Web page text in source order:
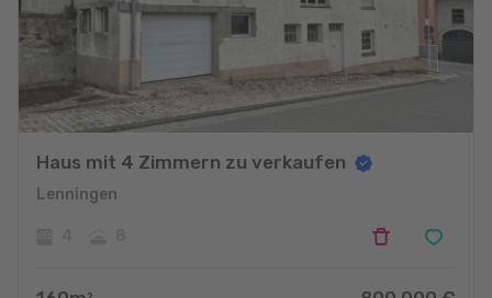
Haus mit 4 Zimmern zu verkaufen
Lenningen